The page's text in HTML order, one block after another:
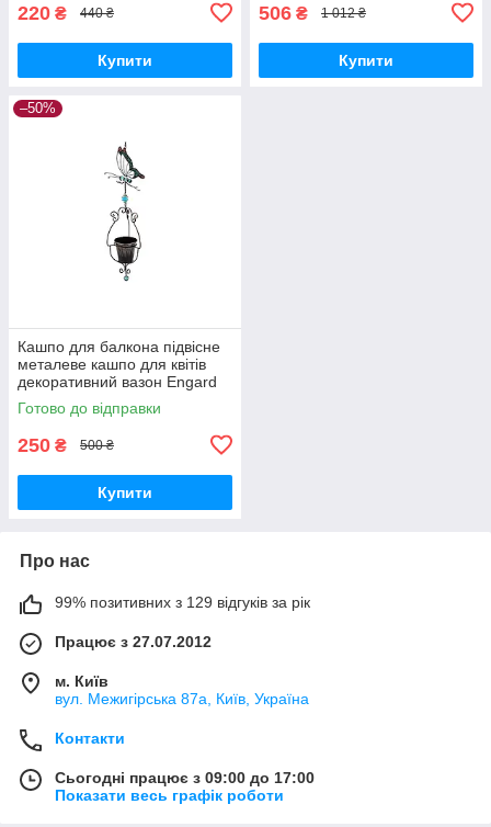
220 ₴ 440 ₴
Купити
506 ₴ 1 012 ₴
Купити
–50%
Кашпо для балкона підвісне
металеве кашпо для квітів
декоративний вазон Engard
Райський метелик (BF-22)
Готово до відправки
250 ₴ 500 ₴
Купити
Про нас
99% позитивних з 129 відгуків за рік
Працює з 27.07.2012
м. Київ
вул. Межигірська 87а, Київ, Україна
Контакти
Сьогодні працює з 09:00 до 17:00
Показати весь графік роботи